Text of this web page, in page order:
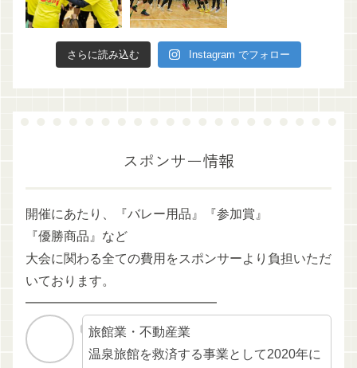
さらに読み込む Instagram でフォロー
スポンサー情報
開催にあたり、『バレー用品』『参加賞』
『優勝商品』など
大会に関わる全ての費用をスポンサーより負担いただ
いております。
━━━━━━━━━━━━━━━
旅館業・不動産業
温泉旅館を救済する事業として2020年に